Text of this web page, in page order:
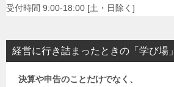
受付時間 9:00-18:00 [土・日除く]
経営に行き詰まったときの「学び場」
決算や申告のことだけでなく、